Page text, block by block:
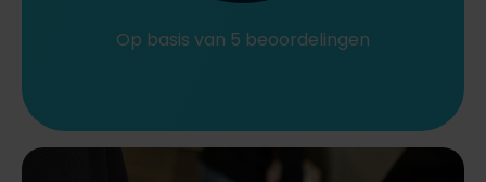
Op basis van 5 beoordelingen